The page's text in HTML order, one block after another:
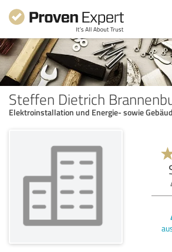
Steffen Dietrich
Elektroinstallation und Energie- sowie